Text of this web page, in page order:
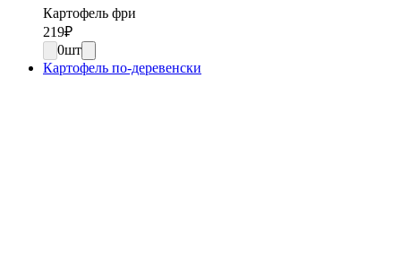
Картофель фри
219₽
0шт
Картофель по-деревенски